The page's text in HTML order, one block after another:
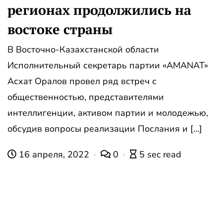
регионах продолжились на
востоке страны
В Восточно-Казахстанской области
Исполнительный секретарь партии «AMANAT»
Асхат Оралов провел ряд встреч с
общественностью, представителями
интеллигенции, активом партии и молодежью,
обсудив вопросы реализации Послания и […]
16 апреля, 2022 0 5 sec read